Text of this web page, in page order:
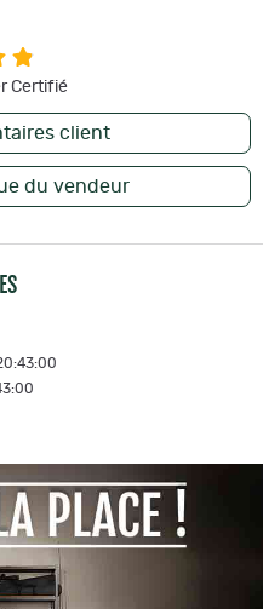
Certifié
client
du vendeur